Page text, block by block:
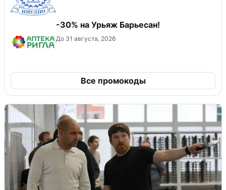
-30% на Урьяж Барьесан!
До 31 августа, 2026
Все промокоды